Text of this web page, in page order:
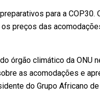
para a COP30.
preços das
do órgão climático da ONU
as acomodações e
do Grupo Africano